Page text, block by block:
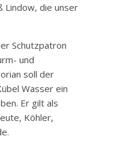
Lindow, die unser
Schutzpatron
und
soll der
Wasser ein
Er gilt als
Köhler,